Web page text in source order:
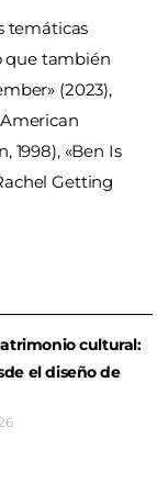
temáticas
que también
(2023),
1998), «Ben Is
Getting
cultural:
el diseño de